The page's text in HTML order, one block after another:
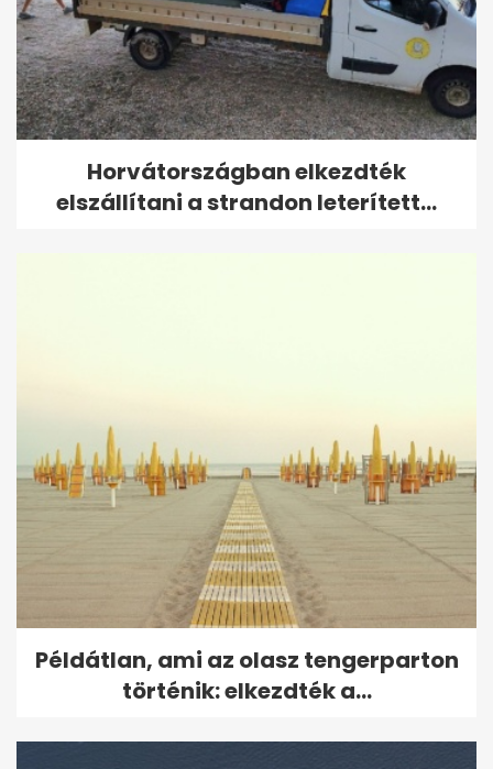
Horvátországban elkezdték
elszállítani a strandon leterített...
Példátlan, ami az olasz tengerparton
történik: elkezdték a...